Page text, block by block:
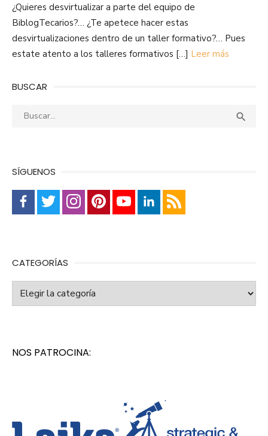
¿Quieres desvirtualizar a parte del equipo de
BiblogTecarios?… ¿Te apetece hacer estas
desvirtualizaciones dentro de un taller formativo?… Pues
estate atento a los talleres formativos […] Leer más
BUSCAR
Buscar: 
SÍGUENOS
CATEGORÍAS
NOS PATROCINA: